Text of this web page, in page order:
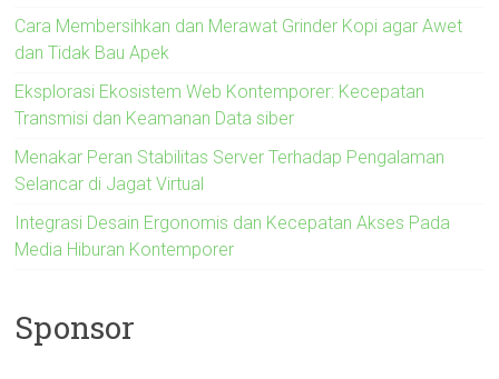
Cara Membersihkan dan Merawat Grinder Kopi agar Awet
dan Tidak Bau Apek
Eksplorasi Ekosistem Web Kontemporer: Kecepatan
Transmisi dan Keamanan Data siber
Menakar Peran Stabilitas Server Terhadap Pengalaman
Selancar di Jagat Virtual
Integrasi Desain Ergonomis dan Kecepatan Akses Pada
Media Hiburan Kontemporer
Sponsor